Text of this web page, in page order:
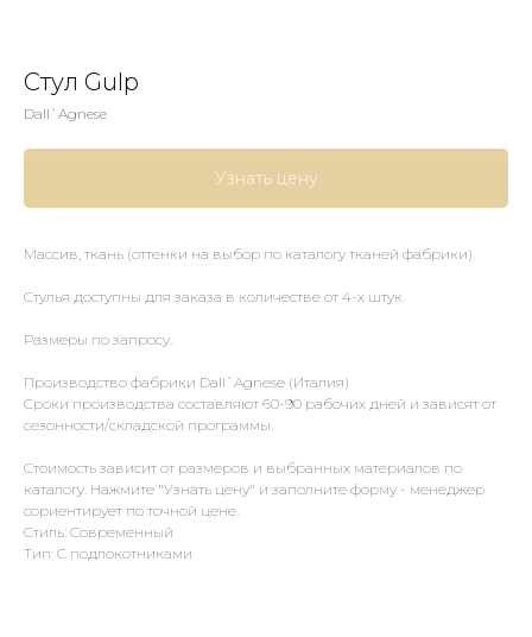
Стул Gulp
Dall`Agnese
Узнать цену
Массив, ткань (оттенки на выбор по каталогу тканей фабрики).
Стулья доступны для заказа в количестве от 4-х штук.
Размеры по запросу.
Производство фабрики Dall`Agnese (Италия)
Сроки производства составляют 60-90 рабочих дней и зависят от
сезонности/складской программы.
Стоимость зависит от размеров и выбранных материалов по
каталогу. Нажмите "Узнать цену" и заполните форму - менеджер
сориентирует по точной цене.
Стиль: Современный
Тип: С подлокотниками